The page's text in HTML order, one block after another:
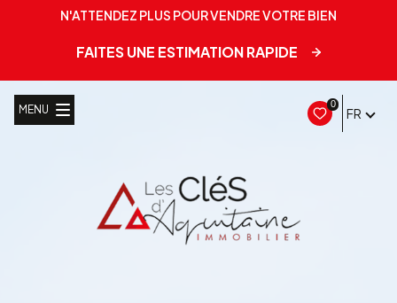
N'ATTENDEZ PLUS POUR VENDRE VOTRE BIEN
FAITES UNE ESTIMATION RAPIDE
0
FR
MENU